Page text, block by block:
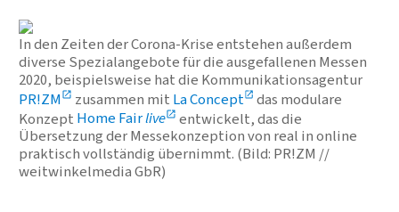
In den Zeiten der Corona-Krise entstehen außerdem
diverse Spezialangebote für die ausgefallenen Messen
2020, beispielsweise hat die Kommunikationsagentur
PR!ZM
zusammen mit La Concept das modulare
Konzept Home Fairlive
entwickelt, das die
Übersetzung der Messekonzeption von real in online
praktisch vollständig übernimmt. (Bild: PR!ZM //
weitwinkelmedia GbR)